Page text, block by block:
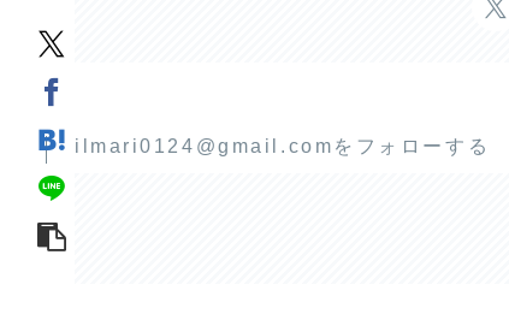
ilmari0124@gmail.comをフォローする